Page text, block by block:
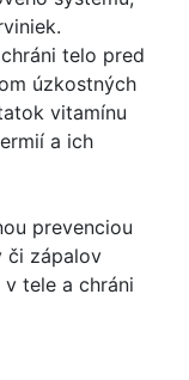
telo pred
úzkostných
vitamínu
a ich
prevenciou
či zápalov
tele a chráni